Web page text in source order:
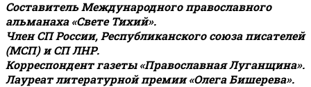
Составитель Международного православного
альманаха «Свете Тихий».
Член СП России, Республиканского союза писателей
(МСП) и СП ЛНР.
Корреспондент газеты «Православная Луганщина».
Лауреат литературной премии «Олега Бишерева».